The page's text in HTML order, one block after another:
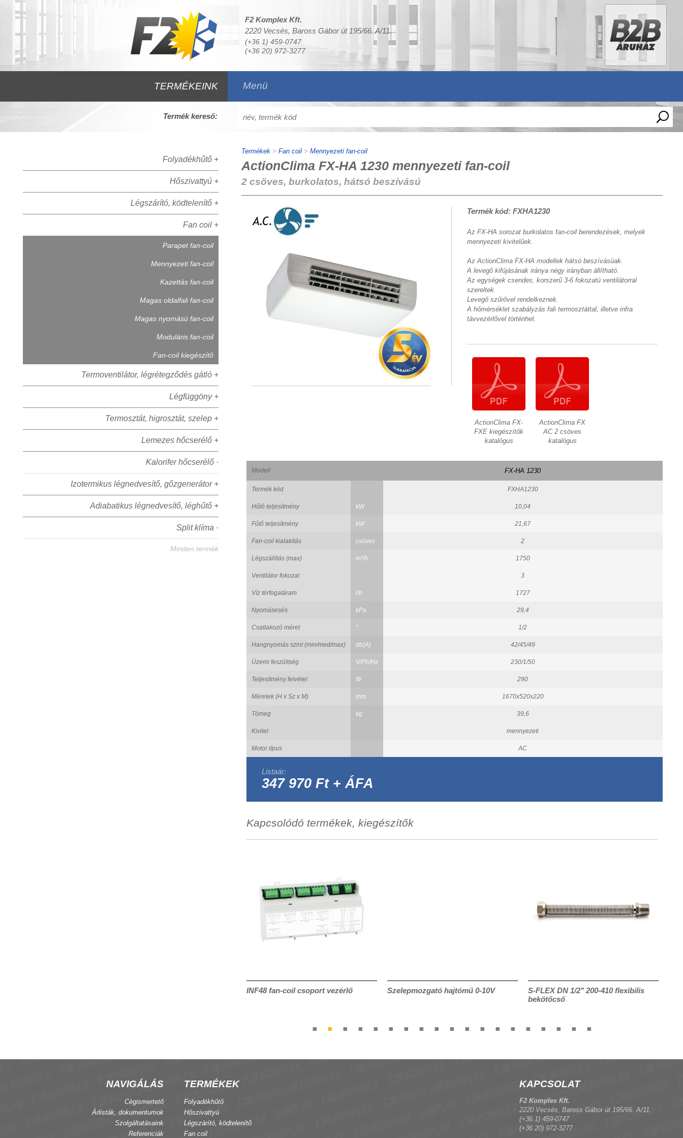
F2 Komplex Kft.
2220 Vecsés, Baross Gábor út 195/66. A/11.
(+36 1) 459-0747
(+36 20) 972-3277
TERMÉKEINK Menü
Termék kereső:
Folyadékhűtő +
Hőszivattyú +
Légszárító, ködtelenítő +
Fan coil +
Parapet fan-coil
Mennyezeti fan-coil
Kazettás fan-coil
Magas oldalfali fan-coil
Magas nyomású fan-coil
Moduláris fan-coil
Fan-coil kiegészítő
Termoventilátor, légrétegződés gátló +
Légfüggöny +
Termosztát, higrosztát, szelep +
Lemezes hőcserélő +
Kalorifer hőcserélő ·
Izotermikus légnedvesítő, gőzgenerátor +
Adiabatikus légnedvesítő, léghűtő +
Split klíma ·
Minden termék
Termékek> Fan coil> Mennyezeti fan-coil
ActionClima FX-HA 1230 mennyezeti fan-coil
2 csöves, burkolatos, hátsó beszívású
Termék kód: FXHA1230
Az FX-HA sorozat burkolatos fan-coil berendezések, melyek
mennyezeti kivitelűek.
Az ActionClima FX-HA modellek hátsó beszívásúak.
A levegő kifújásának iránya négy irányban állítható.
Az egységek csendes, korszerű 3-6 fokozatú ventilátorral
szereltek.
Levegő szűrővel rendelkeznek.
A hőmérséklet szabályzás fali termosztáttal, illetve infra
távvezérlővel történhet.
ActionClima FX-
FXE kiegészítők
katalógus
ActionClima FX
AC 2 csöves
katalógus
Modell FX-HA 1230
Termék kód FXHA1230
Hűtő teljesítmény kW 10,04
Fűtő teljesítmény kW 21,67
Fan-coil kialakítás csöves 2
Légszállítás (max) m³/h 1750
Ventilátor fokozat 3
Víz térfogatáram l/h 1727
Nyomásesés kPa 29,4
Csatlakozó méret " 1/2
Hangnyomás szint (min/med/max) db(A) 42/45/49
Üzemi feszültség V/Ph/Hz 230/1/50
Teljesítmény felvétel W 290
Méretek (H x Sz x M) mm 1670x520x220
Tömeg kg 39,6
Kivitel mennyezeti
Motor típus AC
Listaár:
347 970 Ft + ÁFA
Kapcsolódó termékek, kiegészítők
INF48 fan-coil csoport vezérlő Szelepmozgató hajtómű 0-10V
S-FLEX DN 1/2" 200-410 flexibilis
bekötőcső
NAVIGÁLÁS
Cégismertető
Árlisták, dokumentumok
Szolgáltatásaink
Referenciák
TERMÉKEK
Folyadékhűtő
Hőszivattyú
Légszárító, ködtelenítő
Fan coil
KAPCSOLAT
F2 Komplex Kft.
2220 Vecsés, Baross Gábor út 195/66. A/11.
(+36 1) 459-0747
(+36 20) 972-3277